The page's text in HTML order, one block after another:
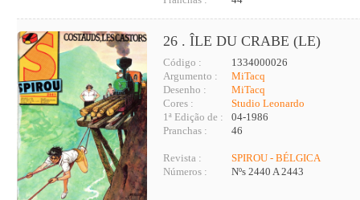
26 . ÎLE DU CRABE (LE)
Código :
1334000026
Argumento :
MiTacq
Desenho :
MiTacq
Cores :
Studio Leonardo
1ª Edição de :
04-1986
Pranchas :
46
Revista :
SPIROU - BÉLGICA
Números :
Nºs 2440 A 2443